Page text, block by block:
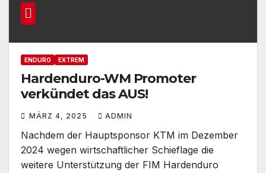
ENDURO EXTREM
Hardenduro-WM Promoter
verkündet das AUS!
MÄRZ 4, 2025 ADMIN
Nachdem der Hauptsponsor KTM im Dezember
2024 wegen wirtschaftlicher Schieflage die
weitere Unterstützung der FIM Hardenduro